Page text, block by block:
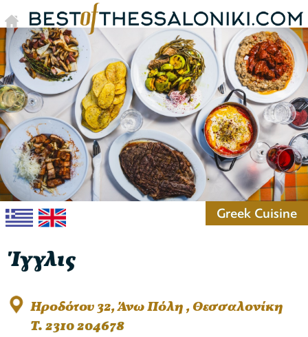
Greek Cuisine
Ίγγλις
Ηροδότου 32, Άνω Πόλη , Θεσσαλονίκη
T. 2310 204678